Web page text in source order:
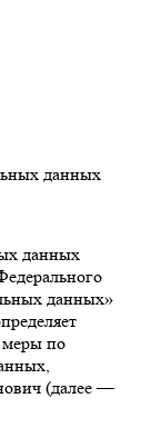
данных
данных
данных»
меры по
(далее —